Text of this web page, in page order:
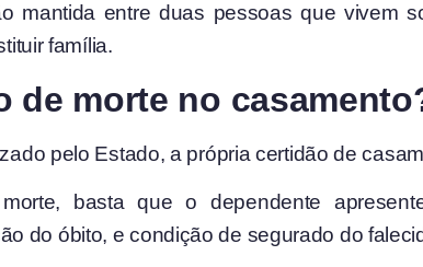
mantida entre duas pessoas que vivem
família.
de morte no
pelo Estado, a própria certidão de
basta que o dependente
do óbito, e condição de segurado do